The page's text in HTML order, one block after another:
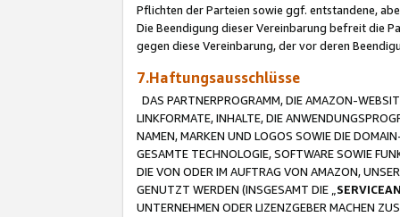
Pflichten der Parteien sowie ggf. entstandene,
Die Beendigung dieser Vereinbarung befreit die
gegen diese Vereinbarung, der vor deren
7.Haftungsausschlüsse
DAS PARTNERPROGRAMM, DIE AMAZON-
LINKFORMATE, INHALTE, DIE
NAMEN, MARKEN UND LOGOS SOWIE DIE
GESAMTE TECHNOLOGIE, SOFTWARE SOWIE
DIE VON ODER IM AUFTRAG VON AMAZON,
GENUTZT WERDEN (INSGESAMT DIE „
UNTERNEHMEN ODER LIZENZGEBER MACHEN